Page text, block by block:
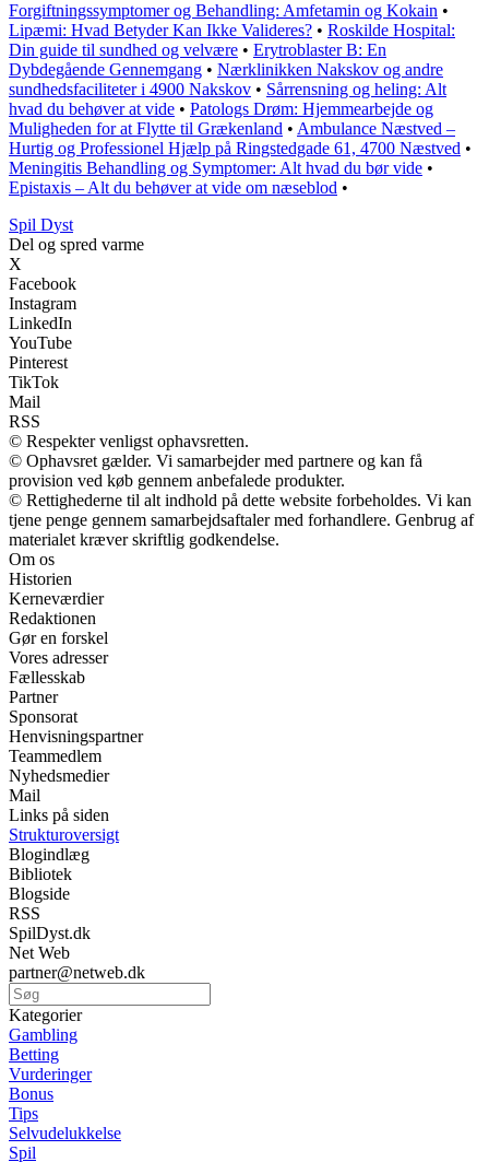
Forgiftningssymptomer og Behandling: Amfetamin og Kokain •
Lipæmi: Hvad Betyder Kan Ikke Valideres? • Roskilde Hospital:
Din guide til sundhed og velvære • Erytroblaster B: En
Dybdegående Gennemgang • Nærklinikken Nakskov og andre
sundhedsfaciliteter i 4900 Nakskov • Sårrensning og heling: Alt
hvad du behøver at vide • Patologs Drøm: Hjemmearbejde og
Muligheden for at Flytte til Grækenland • Ambulance Næstved –
Hurtig og Professionel Hjælp på Ringstedgade 61, 4700 Næstved •
Meningitis Behandling og Symptomer: Alt hvad du bør vide •
Epistaxis – Alt du behøver at vide om næseblod •
Spil Dyst
Del og spred varme
X
Facebook
Instagram
LinkedIn
YouTube
Pinterest
TikTok
Mail
RSS
© Respekter venligst ophavsretten.
© Ophavsret gælder. Vi samarbejder med partnere og kan få
provision ved køb gennem anbefalede produkter.
© Rettighederne til alt indhold på dette website forbeholdes. Vi kan
tjene penge gennem samarbejdsaftaler med forhandlere. Genbrug af
materialet kræver skriftlig godkendelse.
Om os
Historien
Kerneværdier
Redaktionen
Gør en forskel
Vores adresser
Fællesskab
Partner
Sponsorat
Henvisningspartner
Teammedlem
Nyhedsmedier
Mail
Links på siden
Strukturoversigt
Blogindlæg
Bibliotek
Blogside
RSS
SpilDyst.dk
Net Web
partner@netweb.dk
Kategorier
Gambling
Betting
Vurderinger
Bonus
Tips
Selvudelukkelse
Spil